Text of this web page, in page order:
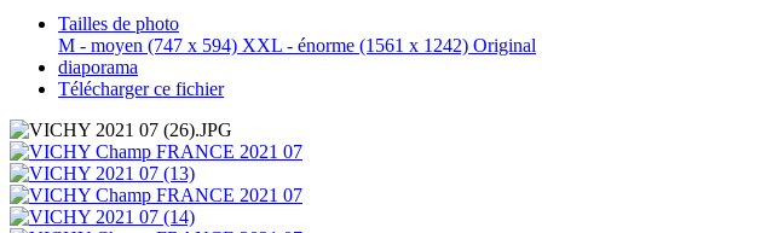
Tailles de photo
M - moyen (747 x 594) XXL - énorme (1561 x 1242) Original
diaporama
Télécharger ce fichier